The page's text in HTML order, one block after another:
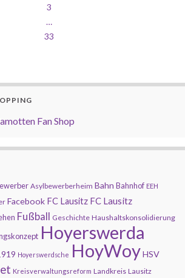
3
…
33
Asylbewerberheim Bahn Bahnhof EEH
Facebook FC Lausitz FC Lausitz
Fußball Geschichte Haushaltskonsolidierung
Hoyerswerda
Hoyerswerdsche HoyWoyHSV
Kreisverwaltungsreform Landkreis Lausitz